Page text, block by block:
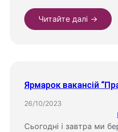
Читайте далі →
Ярмарок вакансій
26/10/2023
Сьогодні і завтра ми